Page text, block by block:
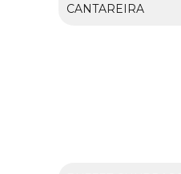
CANTAREIRA